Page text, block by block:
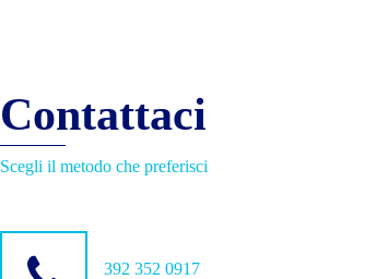
Contattaci
Scegli il metodo che preferisci
392 352 0917